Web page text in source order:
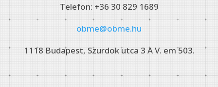
Telefon: +36 30 829 1689
obme@obme.hu
1118 Budapest, Szurdok utca 3 A V. em 503.